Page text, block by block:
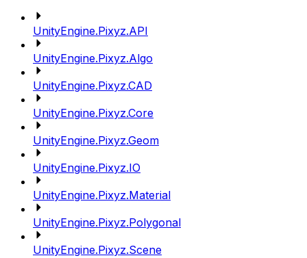
UnityEngine.Pixyz.API
UnityEngine.Pixyz.Algo
UnityEngine.Pixyz.CAD
UnityEngine.Pixyz.Core
UnityEngine.Pixyz.Geom
UnityEngine.Pixyz.IO
UnityEngine.Pixyz.Material
UnityEngine.Pixyz.Polygonal
UnityEngine.Pixyz.Scene